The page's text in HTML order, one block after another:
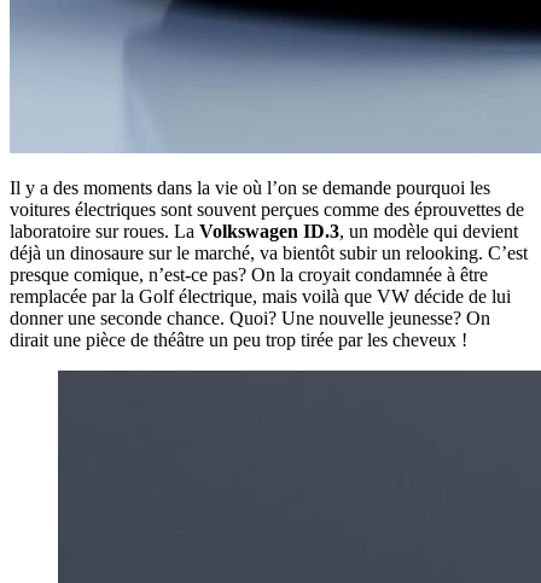
Il y a des moments dans la vie où l’on se demande pourquoi les
voitures électriques sont souvent perçues comme des éprouvettes de
laboratoire sur roues. La Volkswagen ID.3, un modèle qui devient
déjà un dinosaure sur le marché, va bientôt subir un relooking. C’est
presque comique, n’est-ce pas? On la croyait condamnée à être
remplacée par la Golf électrique, mais voilà que VW décide de lui
donner une seconde chance. Quoi? Une nouvelle jeunesse? On
dirait une pièce de théâtre un peu trop tirée par les cheveux !